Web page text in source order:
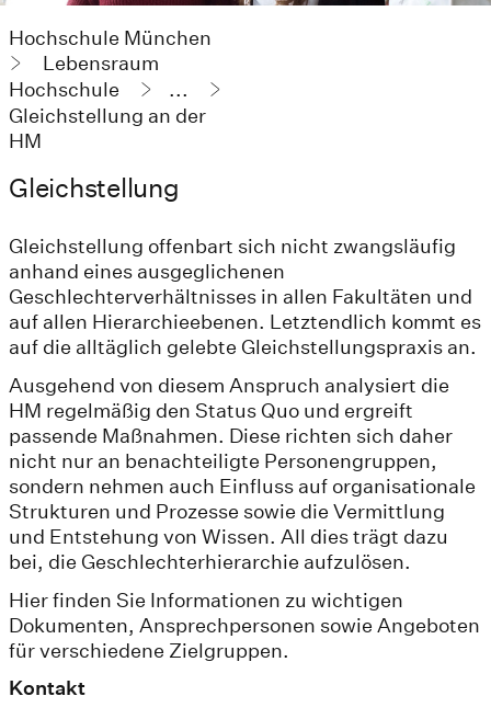
Hochschule München
Lebensraum
Hochschule
...
Gleichstellung an der
HM
Gleichstellung
Gleichstellung offenbart sich nicht zwangsläufig
anhand eines ausgeglichenen
Geschlechterverhältnisses in allen Fakultäten und
auf allen Hierarchieebenen. Letztendlich kommt es
auf die alltäglich gelebte Gleichstellungspraxis an.
Ausgehend von diesem Anspruch analysiert die
HM regelmäßig den Status Quo und ergreift
passende Maßnahmen. Diese richten sich daher
nicht nur an benachteiligte Personengruppen,
sondern nehmen auch Einfluss auf organisationale
Strukturen und Prozesse sowie die Vermittlung
und Entstehung von Wissen. All dies trägt dazu
bei, die Geschlechterhierarchie aufzulösen.
Hier finden Sie Informationen zu wichtigen
Dokumenten, Ansprechpersonen sowie Angeboten
für verschiedene Zielgruppen.
Kontakt